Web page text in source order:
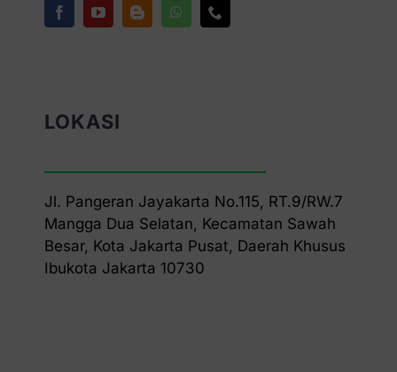
LOKASI
Jl. Pangeran Jayakarta No.115, RT.9/RW.7
Mangga Dua Selatan, Kecamatan Sawah
Besar, Kota Jakarta Pusat, Daerah Khusus
Ibukota Jakarta 10730